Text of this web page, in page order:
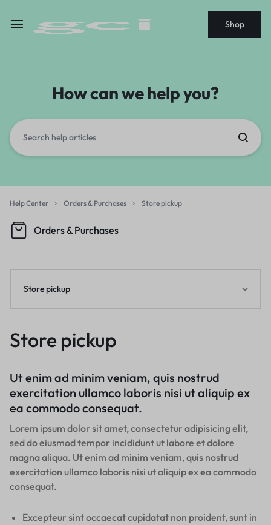
Shop
How can we help you?
Help Center Orders & Purchases Store pickup
Orders & Purchases
Store pickup
Ut enim ad minim veniam, quis nostrud
exercitation ullamco laboris nisi ut aliquip ex
ea commodo consequat.
Lorem ipsum dolor sit amet, consectetur adipisicing elit,
sed do eiusmod tempor incididunt ut labore et dolore
magna aliqua. Ut enim ad minim veniam, quis nostrud
exercitation ullamco laboris nisi ut aliquip ex ea commodo
consequat.
Excepteur sint occaecat cupidatat non proident, sunt in
Store pickup